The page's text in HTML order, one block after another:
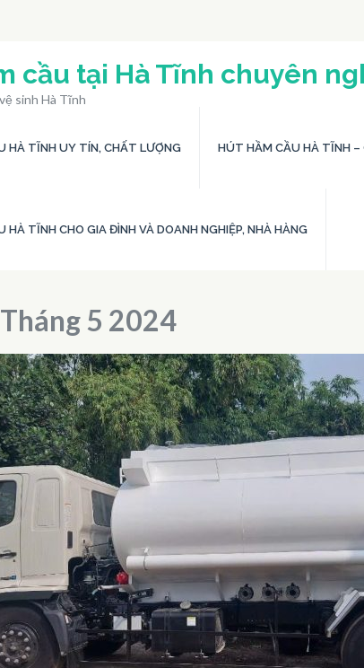
cầu tại Hà Tĩnh chuyên
sinh Hà Tĩnh
HÀ TĨNH UY TÍN, CHẤT LƯỢNG HÚT HẦM CẦU HÀ TĨNH –
HÀ TĨNH CHO GIA ĐÌNH VÀ DOANH NGHIỆP, NHÀ HÀNG
Tháng 5 2024